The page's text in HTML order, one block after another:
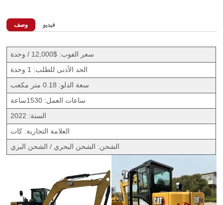
وصف فيديو
سعر الفوب: $12,000 / وحدة
ساعات العمل: 1530ساعة
السنة: 2022
العلامة التجارية: كات